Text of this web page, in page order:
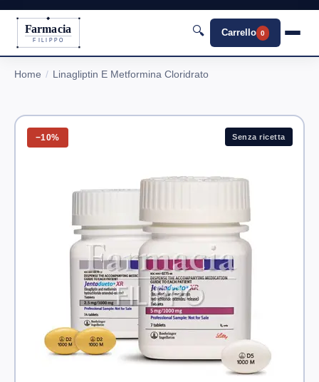
Farmacia
FILIPPO
🔍 Carrello 0
Home Linagliptin E Metformina Cloridrato
−10% Senza ricetta